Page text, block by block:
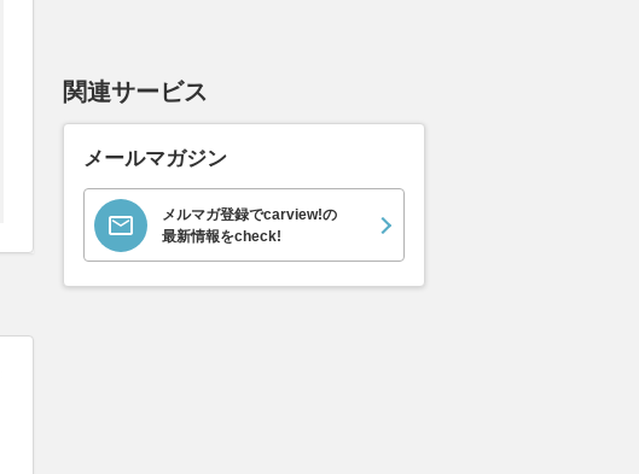
関連サービス
メールマガジン
メルマガ登録でcarview!の
最新情報をcheck!